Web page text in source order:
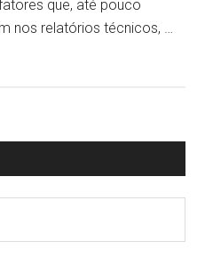
que, até pouco
nos relatórios técnicos, …